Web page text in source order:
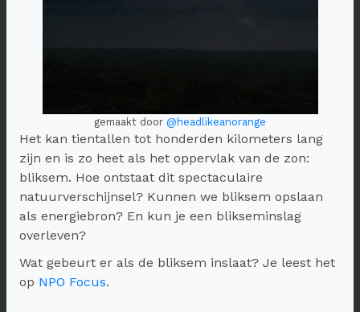
gemaakt door @headlikeanorange
Het kan tientallen tot honderden kilometers lang
zijn en is zo heet als het oppervlak van de zon:
bliksem. Hoe ontstaat dit spectaculaire
natuurverschijnsel? Kunnen we bliksem opslaan
als energiebron? En kun je een blikseminslag
overleven?
Wat gebeurt er als de bliksem inslaat? Je leest het
op NPO Focus.